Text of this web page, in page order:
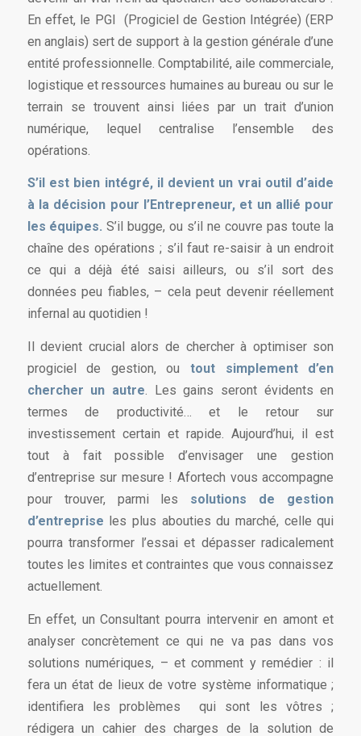
En effet, le PGI (Progiciel de Gestion Intégrée) (ERP
en anglais) sert de support à la gestion générale d’une
entité professionnelle. Comptabilité, aile commerciale,
logistique et ressources humaines au bureau ou sur le
terrain se trouvent ainsi liées par un trait d’union
numérique, lequel centralise l’ensemble des
opérations.
S’il est bien intégré, il devient un vrai outil d’aide
à la décision pour l’Entrepreneur, et un allié pour
les équipes. S’il bugge, ou s’il ne couvre pas toute la
chaîne des opérations ; s’il faut re-saisir à un endroit
ce qui a déjà été saisi ailleurs, ou s’il sort des
données peu fiables, – cela peut devenir réellement
infernal au quotidien !
Il devient crucial alors de chercher à optimiser son
progiciel de gestion, ou tout simplement d’en
chercher un autre. Les gains seront évidents en
termes de productivité… et le retour sur
investissement certain et rapide. Aujourd’hui, il est
tout à fait possible d’envisager une gestion
d’entreprise sur mesure ! Afortech vous accompagne
pour trouver, parmi les solutions de gestion
d’entreprise les plus abouties du marché, celle qui
pourra transformer l’essai et dépasser radicalement
toutes les limites et contraintes que vous connaissez
actuellement.
En effet, un Consultant pourra intervenir en amont et
analyser concrètement ce qui ne va pas dans vos
solutions numériques, – et comment y remédier : il
fera un état de lieux de votre système informatique ;
identifiera les problèmes qui sont les vôtres ;
rédigera un cahier des charges de la solution de